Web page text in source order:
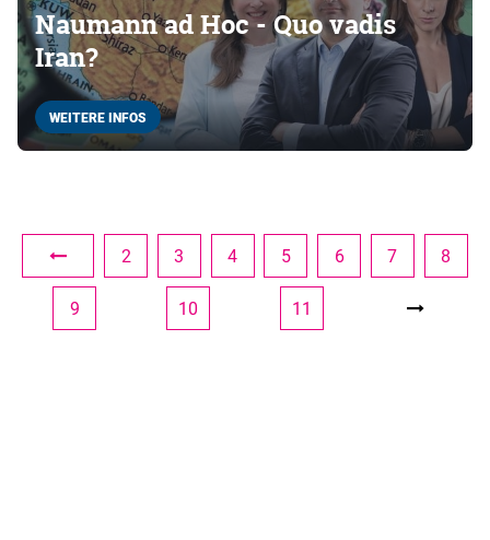
Naumann ad Hoc - Quo vadis
Iran?
WEITERE INFOS
2 3 4 5 6 7 8
9 10 11